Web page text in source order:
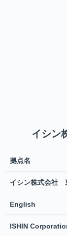
イシン
拠点名
イシン株式会社
English
ISHIN